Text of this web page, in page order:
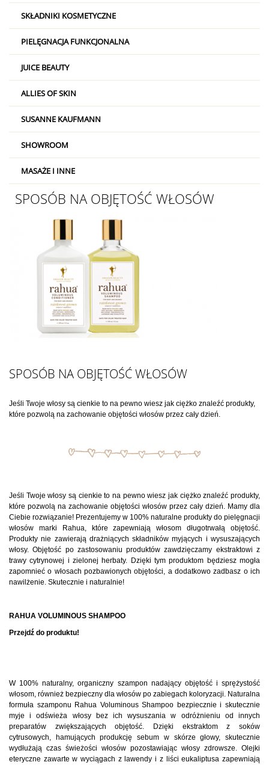
SKŁADNIKI KOSMETYCZNE
PIELĘGNACJA FUNKCJONALNA
JUICE BEAUTY
ALLIES OF SKIN
SUSANNE KAUFMANN
SHOWROOM
MASAŻE I INNE
SPOSÓB NA OBJĘTOŚĆ WŁOSÓW
SPOSÓB NA OBJĘTOŚĆ WŁOSÓW
Jeśli Twoje włosy są cienkie to na pewno wiesz jak ciężko znaleźć produkty,
które pozwolą na zachowanie objętości włosów przez cały dzień.
Jeśli Twoje włosy są cienkie to na pewno wiesz jak ciężko znaleźć produkty,
które pozwolą na zachowanie objętości włosów przez cały dzień. Mamy dla
Ciebie rozwiązanie! Prezentujemy w 100% naturalne produkty do pielęgnacji
włosów marki Rahua, które zapewniają włosom długotrwałą objętość.
Produkty nie zawierają drażniących składników myjących i wysuszających
włosy. Objętość po zastosowaniu produktów zawdzięczamy ekstraktowi z
trawy cytrynowej i zielonej herbaty. Dzięki tym produktom będziesz mogła
zapomnieć o włosach pozbawionych objętości, a dodatkowo zadbasz o ich
nawilżenie. Skutecznie i naturalnie!
RAHUA VOLUMINOUS SHAMPOO
Przejdź do produktu!
W 100% naturalny, organiczny szampon nadający objętość i sprężystość
włosom, również bezpieczny dla włosów po zabiegach koloryzacji. Naturalna
formuła szamponu Rahua Voluminous Shampoo bezpiecznie i skutecznie
myje i odświeża włosy bez ich wysuszania w odróżnieniu od innych
preparatów zwiększających objętość. Dzięki ekstraktom z soków
cytrusowych, hamujących produkcję sebum w skórze głowy, skutecznie
wydłużają czas świeżości włosów pozostawiając włosy zdrowsze. Olejki
eteryczne zawarte w wyciągach z lawendy i z liści eukaliptusa zapewniają